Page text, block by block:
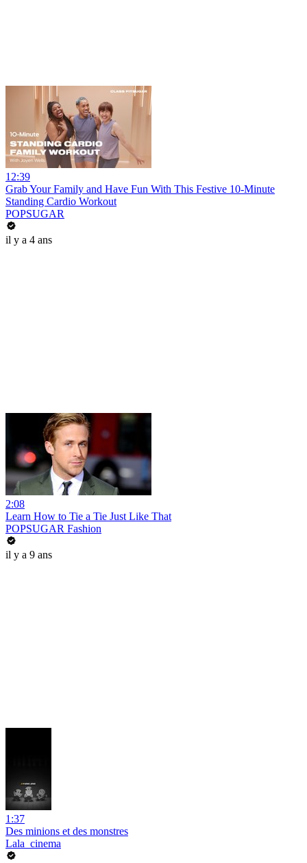
12:39
Grab Your Family and Have Fun With This Festive 10-Minute
Standing Cardio Workout
POPSUGAR
il y a 4 ans
2:08
Learn How to Tie a Tie Just Like That
POPSUGAR Fashion
il y a 9 ans
1:37
Des minions et des monstres
Lala_cinema